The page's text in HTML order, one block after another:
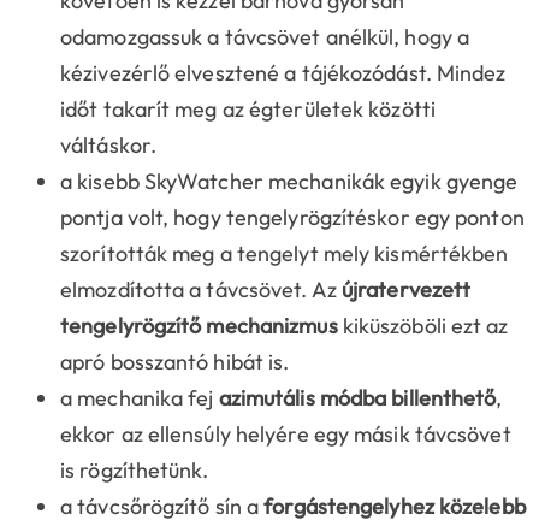
odamozgassuk a távcsövet anélkül, hogy a
kézivezérlő elvesztené a tájékozódást. Mindez
időt takarít meg az égterületek közötti
váltáskor.
a kisebb SkyWatcher mechanikák egyik gyenge
pontja volt, hogy tengelyrögzítéskor egy ponton
szorították meg a tengelyt mely kismértékben
elmozdította a távcsövet. Az újratervezett
tengelyrögzítő mechanizmuskiküszöböli ezt az
apró bosszantó hibát is.
a mechanika fej azimutális módba billenthető,
ekkor az ellensúly helyére egy másik távcsövet
is rögzíthetünk.
a távcsőrögzítő sín aforgástengelyhez közelebb